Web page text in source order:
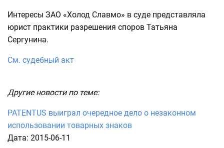
Интересы ЗАО «Холод Славмо» в суде представляла
юрист практики разрешения споров Татьяна
Сергунина.
См. судебный акт
Другие новости по теме:
PATENTUS выиграл очередное дело о незаконном
использовании товарных знаков
Дата: 2015-06-11